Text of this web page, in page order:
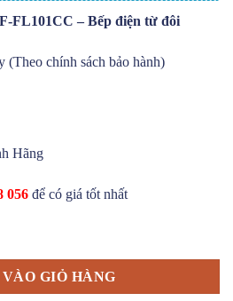
FL101CC – Bếp điện từ đôi
(Theo chính sách bảo hành)
Hãng
056 để có giá tốt nhất
GIỎ HÀNG